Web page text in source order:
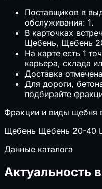
Поставщиков в
обслуживания: 1.
В карточках
Щебень, Щебень
На карте есть 1
карьера, склада
Доставка
Для дороги,
подбирайте
Фракции и виды щебня
Щебень Щебень 20-40
Данные каталога
Актуальность